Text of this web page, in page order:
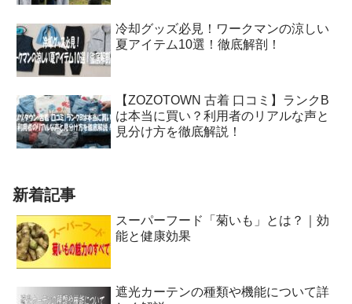
冷却グッズ必見！ワークマンの涼しい
夏アイテム10選！徹底解剖！
【ZOZOTOWN 古着 口コミ】ランクB
は本当に買い？利用者のリアルな声と
見分け方を徹底解説！
新着記事
スーパーフード「菊いも」とは？｜効
能と健康効果
遮光カーテンの種類や機能について詳